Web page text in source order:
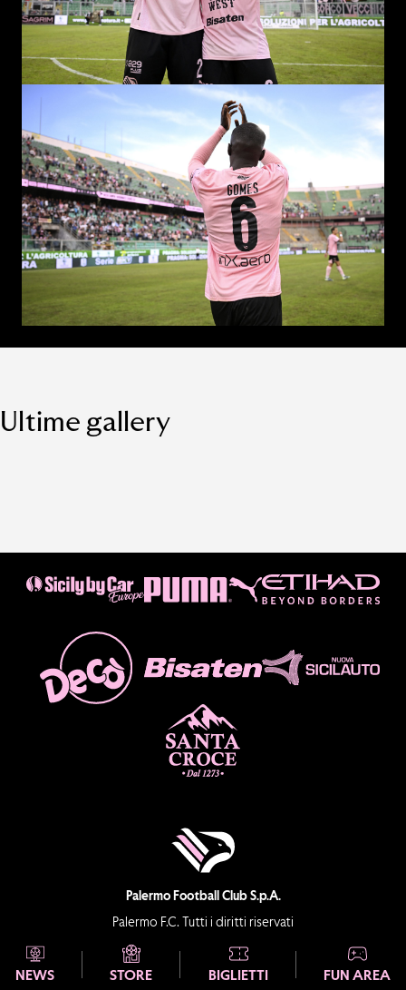
NEWS STORE BIGLIETTI FUN AREA
Ultime gallery
Palermo Football Club S.p.A.
Palermo F.C. Tutti i diritti riservati
C.F. e Partita IVA 06804260823
Soggetta all’attività di direzione e coordinamento della Società di